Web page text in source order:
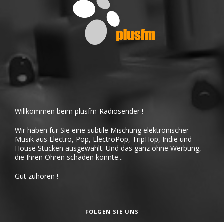
Willkommen beim plusfm-Radiosender !
Wir haben für Sie eine subtile Mischung elektronischer
Musik aus Electro, Pop, ElectroPop, TripHop, Indie und
House Stücken ausgewählt. Und das ganz ohne Werbung,
die Ihren Ohren schaden könnte...
Gut zuhören !
FOLGEN SIE UNS